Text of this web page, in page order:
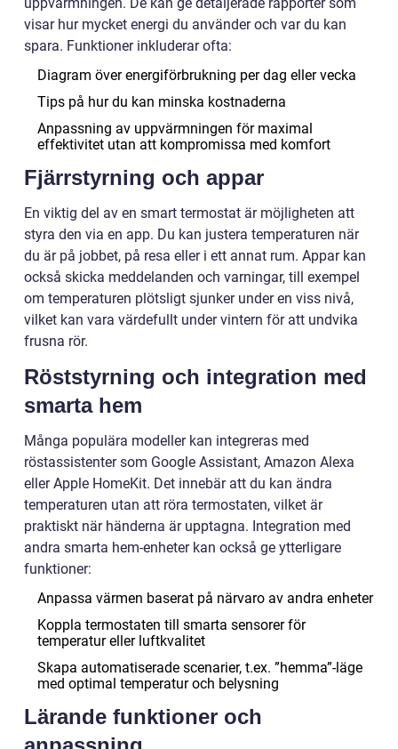
visar hur mycket energi du använder och var du kan
spara. Funktioner inkluderar ofta:
Diagram över energiförbrukning per dag eller vecka
Tips på hur du kan minska kostnaderna
Anpassning av uppvärmningen för maximal
effektivitet utan att kompromissa med komfort
Fjärrstyrning och appar
En viktig del av en smart termostat är möjligheten att
styra den via en app. Du kan justera temperaturen när
du är på jobbet, på resa eller i ett annat rum. Appar kan
också skicka meddelanden och varningar, till exempel
om temperaturen plötsligt sjunker under en viss nivå,
vilket kan vara värdefullt under vintern för att undvika
frusna rör.
Röststyrning och integration med
smarta hem
Många populära modeller kan integreras med
röstassistenter som Google Assistant, Amazon Alexa
eller Apple HomeKit. Det innebär att du kan ändra
temperaturen utan att röra termostaten, vilket är
praktiskt när händerna är upptagna. Integration med
andra smarta hem-enheter kan också ge ytterligare
funktioner:
Anpassa värmen baserat på närvaro av andra enheter
Koppla termostaten till smarta sensorer för
temperatur eller luftkvalitet
Skapa automatiserade scenarier, t.ex. ”hemma”-läge
med optimal temperatur och belysning
Lärande funktioner och